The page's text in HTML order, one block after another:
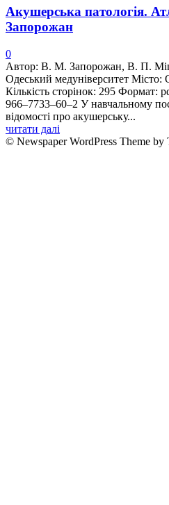
Акушерська патологія.
Запорожан
0
Автор: В. М. Запорожан, В. П.
Одеський медуніверситет Місто:
Кількість сторінок: 295 Формат:
966–7733–60–2 У навчальному
вiдомостi про акушерську...
читати далі
© Newspaper WordPress Theme by